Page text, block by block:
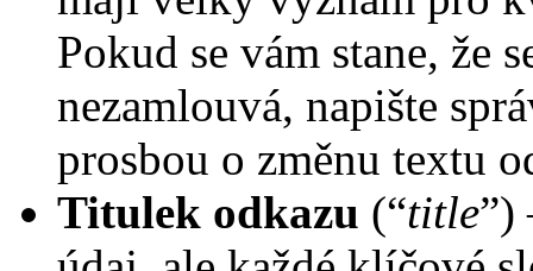
Pokud se vám stane, že
nezamlouvá, napište
prosbou o změnu textu
Titulek odkazu (“title”)